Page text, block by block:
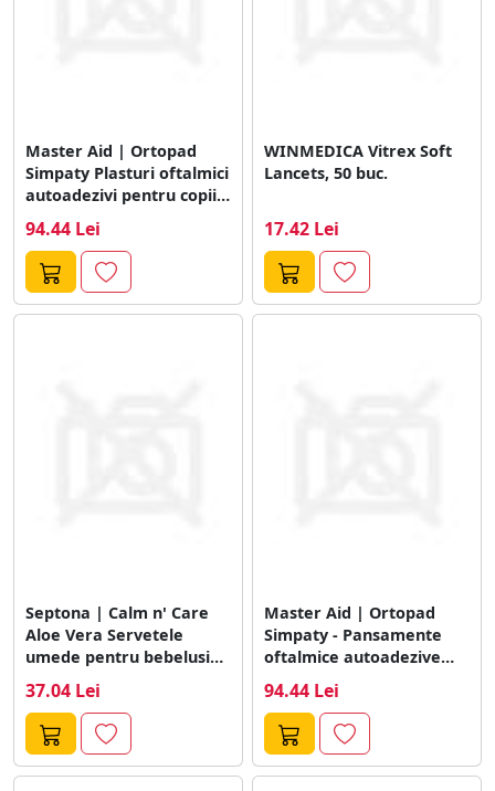
Master Aid | Ortopad
Simpaty Plasturi oftalmici
autoadezivi pentru copii |
94.44 Lei
WINMEDICA Vitrex Soft
Lancets, 50 buc.
17.42 Lei
Septona | Calm n' Care
Aloe Vera Servetele
umede pentru bebelusi
37.04 Lei
Master Aid | Ortopad
Simpaty - Pansamente
oftalmice autoadezive
94.44 Lei